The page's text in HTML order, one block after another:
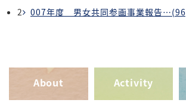
2
007年度 男女共同参画事業報告
About Activity